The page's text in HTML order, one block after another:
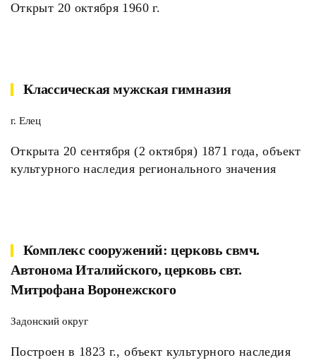
Открыт 20 октября 1960 г.
Классическая мужская гимназия
г. Елец
Открыта 20 сентября (2 октября) 1871 года, объект
культурного наследия регионального значения
Комплекс сооружений: церковь свмч.
Автонома Италийского, церковь свт.
Митрофана Воронежского
Задонский округ
Построен в 1823 г., объект культурного наследия